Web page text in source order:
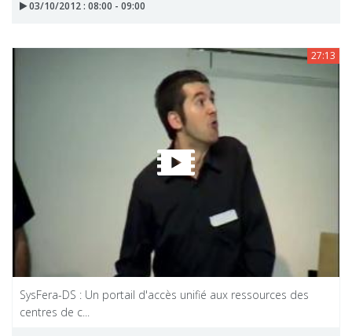
03/10/2012 : 08:00 - 09:00
27:13
SysFera-DS : Un portail d'accès unifié aux ressources des
centres de c...